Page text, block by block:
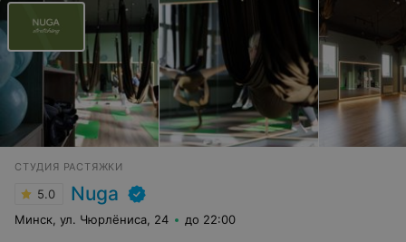
СТУДИЯ РАСТЯЖКИ
5.0 Nuga
Минск, ул. Чюрлёниса, 24 до 22:00